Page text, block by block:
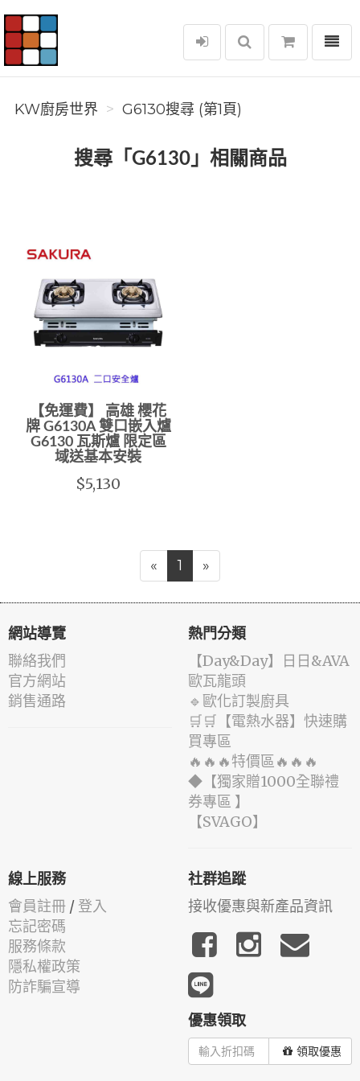
KW廚房世界
選單
KW廚房世界 G6130搜尋 (第1頁)
搜尋「G6130」相關商品
【免運費】 高雄 櫻花
牌 G6130A 雙口嵌入爐
G6130 瓦斯爐 限定區
域送基本安裝
$5,130
« 1 »
網站導覽
聯絡我們
官方網站
銷售通路
熱門分類
️【Day&Day】️日日&AVA
歐瓦龍頭
🔹歐化訂製廚具
🛒🛒【電熱水器】快速購
買專區
🔥🔥🔥特價區🔥🔥🔥
◆【獨家贈1000全聯禮
券專區 】
️【SVAGO】️
線上服務
會員註冊 / 登入
忘記密碼
服務條款
隱私權政策
防詐騙宣導
社群追蹤
接收優惠與新產品資訊
優惠領取
領取優惠